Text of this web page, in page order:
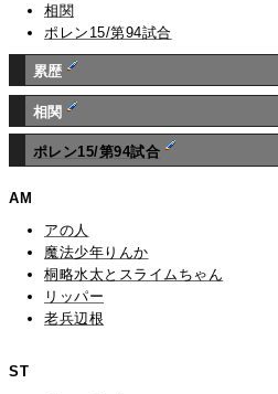
相関
ポレン15/第94試合
累歴
相関
ポレン15/第94試合
AM
アの人
魔法少年りんか
桐略水太とスライムちゃん
リッパー
老兵辺根
ST